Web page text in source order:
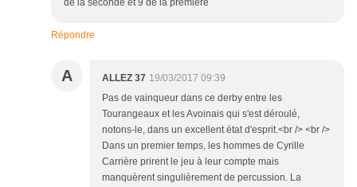
de la seconde et 9 de la première
Répondre
A ALLEZ 37 19/03/2017 09:39
Pas de vainqueur dans ce derby entre les
Tourangeaux et les Avoinais qui s'est déroulé,
notons-le, dans un excellent état d'esprit.<br /> <br />
Dans un premier temps, les hommes de Cyrille
Carrière prirent le jeu à leur compte mais
manquèrent singulièrement de percussion. La